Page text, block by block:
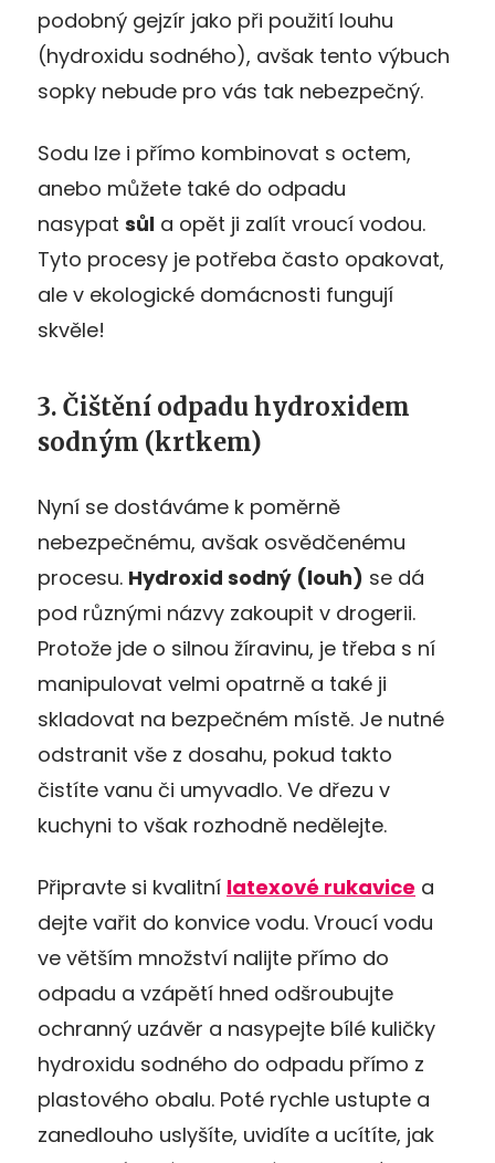
podobný gejzír jako při použití louhu
(hydroxidu sodného), avšak tento výbuch
sopky nebude pro vás tak nebezpečný.
Sodu lze i přímo kombinovat s octem,
anebo můžete také do odpadu
nasypat sůl a opět ji zalít vroucí vodou.
Tyto procesy je potřeba často opakovat,
ale v ekologické domácnosti fungují
skvěle!
3. Čištění odpadu hydroxidem
sodným (krtkem)
Nyní se dostáváme k poměrně
nebezpečnému, avšak osvědčenému
procesu. Hydroxid sodný (louh) se dá
pod různými názvy zakoupit v drogerii.
Protože jde o silnou žíravinu, je třeba s ní
manipulovat velmi opatrně a také ji
skladovat na bezpečném místě. Je nutné
odstranit vše z dosahu, pokud takto
čistíte vanu či umyvadlo. Ve dřezu v
kuchyni to však rozhodně nedělejte.
Připravte si kvalitní latexové rukavice a
dejte vařit do konvice vodu. Vroucí vodu
ve větším množství nalijte přímo do
odpadu a vzápětí hned odšroubujte
ochranný uzávěr a nasypejte bílé kuličky
hydroxidu sodného do odpadu přímo z
plastového obalu. Poté rychle ustupte a
zanedlouho uslyšíte, uvidíte a ucítíte, jak